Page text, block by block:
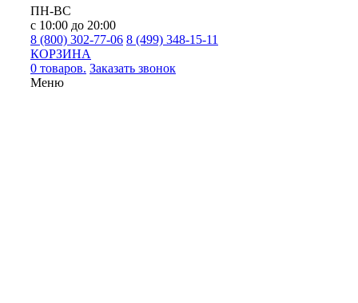
ПН-ВС
с 10:00 до 20:00
8 (800) 302-77-06 8 (499) 348-15-11
КОРЗИНА
0 товаров. Заказать звонок
Меню